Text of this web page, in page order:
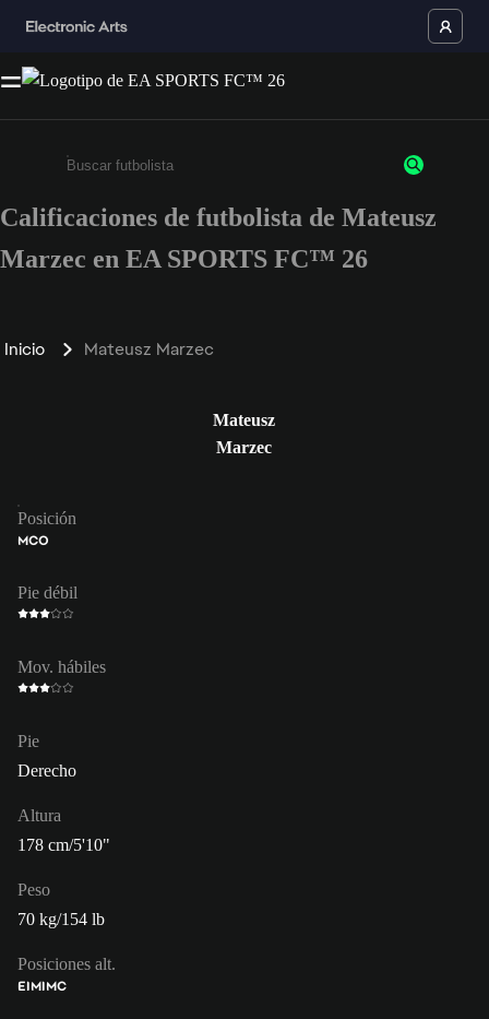
Ingresa un mínimo de 3 caracteres o números
Calificaciones de futbolista de Mateusz
Marzec en EA SPORTS FC™ 26
Inicio Mateusz Marzec
Mateusz
Marzec
Posición
MCO
Pie débil
Mov. hábiles
Pie
Derecho
Altura
178 cm/5'10"
Peso
70 kg/154 lb
Posiciones alt.
EIMIMC